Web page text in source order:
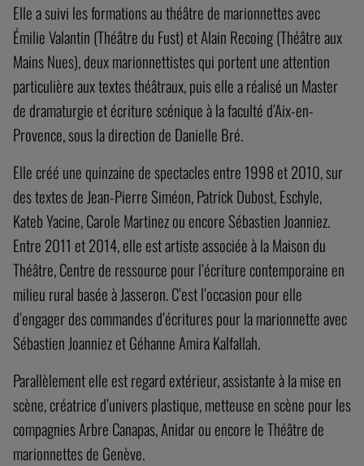
Elle a suivi les formations au théâtre de marionnettes avec
Émilie Valantin (Théâtre du Fust) et Alain Recoing (Théâtre aux
Mains Nues), deux marionnettistes qui portent une attention
particulière aux textes théâtraux, puis elle a réalisé un Master
de dramaturgie et écriture scénique à la faculté d’Aix-en-
Provence, sous la direction de Danielle Bré.
Elle créé une quinzaine de spectacles entre 1998 et 2010, sur
des textes de Jean-Pierre Siméon, Patrick Dubost, Eschyle,
Kateb Yacine, Carole Martinez ou encore Sébastien Joanniez.
Entre 2011 et 2014, elle est artiste associée à la Maison du
Théâtre, Centre de ressource pour l’écriture contemporaine en
milieu rural basée à Jasseron. C’est l’occasion pour elle
d’engager des commandes d’écritures pour la marionnette avec
Sébastien Joanniez et Géhanne Amira Kalfallah.
Parallèlement elle est regard extérieur, assistante à la mise en
scène, créatrice d’univers plastique, metteuse en scène pour les
compagnies Arbre Canapas, Anidar ou encore le Théâtre de
marionnettes de Genève.